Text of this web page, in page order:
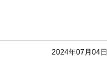
2024年07月04日